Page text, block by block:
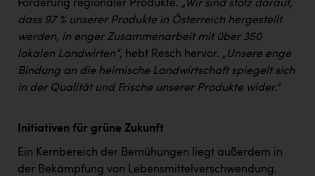
Förderung regionaler Produkte. „Wir sind stolz darauf,
dass 97 % unserer Produkte in Österreich hergestellt
werden, in enger Zusammenarbeit mit über 350
lokalen Landwirten“, hebt Resch hervor. „Unsere enge
Bindung an die heimische Landwirtschaft spiegelt sich
in der Qualität und Frische unserer Produkte wider.“
Initiativen für grüne Zukunft
Ein Kernbereich der Bemühungen liegt außerdem in
der Bekämpfung von Lebensmittelverschwendung.